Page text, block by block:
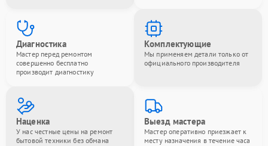
Диагностика
Мастер перед ремонтом
совершенно бесплатно
производит диагностику
Комплектующие
Мы применяем детали только от
официального производителя
Наценка
У нас честные цены на ремонт
бытовой техники без обмана
Выезд мастера
Мастер оперативно приезжает к
месту назначения в течение часа